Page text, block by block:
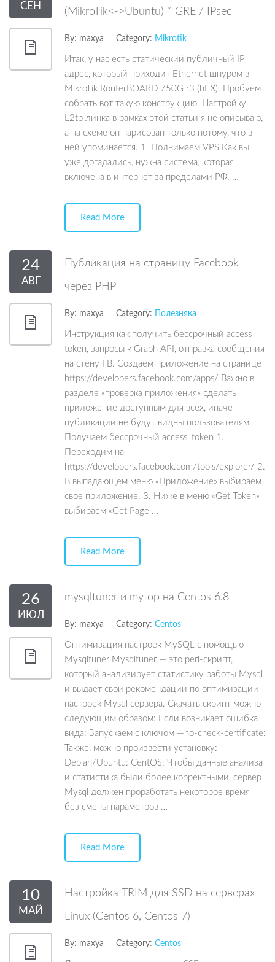
СЕН
(MikroTik<->Ubuntu) * GRE / IPsec
By: maxya Category: Mikrotik
Итак, у нас есть статический публичный IP
адрес, который приходит Ethernet шнуром в
MikroTik RouterBOARD 750G r3 (hEX). Пробуем
собрать вот такую конструкцию. Настройку
L2tp линка в рамках этой статьи я не описываю,
а на схеме он нарисован только потому, что в
ней упоминается. 1. Поднимаем VPS Как вы
уже догадались, нужна система, которая
включена в интернет за пределами РФ. …
Read More
24
АВГ
Публикация на страницу Facebook
через PHP
By: maxya Category: Полезняка
Инструкция как получить бессрочный access
token, запросы к Graph API, отправка сообщения
на стену FB. Создаем приложение на странице
https://developers.facebook.com/apps/ Важно в
разделе «проверка приложения» сделать
приложение доступным для всех, иначе
публикации не будут видны пользователям.
Получаем бессрочный access_token 1.
Переходим на
https://developers.facebook.com/tools/explorer/ 2.
В выпадающем меню «Приложение» выбираем
свое приложение. 3. Ниже в меню «Get Token»
выбираем «Get Page …
Read More
26
ИЮЛ
mysqltuner и mytop на Centos 6.8
By: maxya Category: Centos
Оптимизация настроек MySQL с помощью
Mysqltuner Mysqltuner — это perl-скрипт,
который анализирует статистику работы Mysql
и выдает свои рекомендации по оптимизации
настроек Mysql сервера. Скачать скрипт можно
следующим образом: Если возникает ошибка
вида: Запускаем с ключом —no-check-certificate:
Также, можно произвести установку:
Debian/Ubuntu: CentOS: Чтобы данные анализа
и статистика были более корректными, сервер
Mysql должен проработать некоторое время
без смены параметров …
Read More
10
МАЙ
Настройка TRIM для SSD на серверах
Linux (Centos 6, Centos 7)
By: maxya Category: Centos